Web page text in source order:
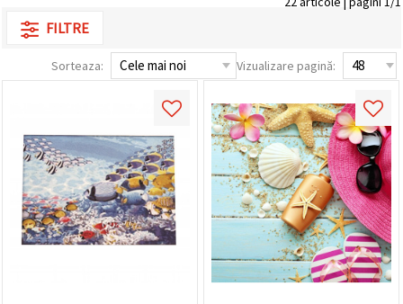
traficul și a
afișa
mai
partenerilor
noștri de
analiză și
marketing.
Puteți fi de
acord să
utilizați
toate
FILTRE
Sorteaza: Vizualizare pagină: